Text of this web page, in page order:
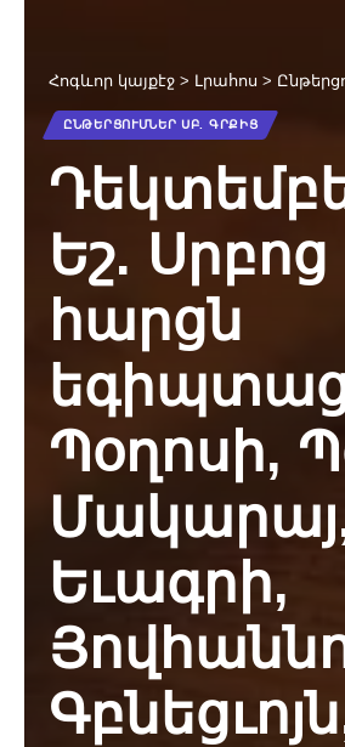
Հոգևոր կայքէջ > Լրահոս >
ԸՆԹԵՐՑՈՒՄՆԵՐ ՍԲ. ԳՐՔԻՑ
Եշ. Սրբոց
հարցն
Պօղոսի,
Եւագրի,